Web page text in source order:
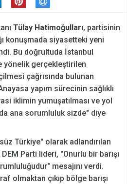
Tülay Hatimoğulları, partisinin
konuşmada siyasetteki yeni
Bu doğrultuda İstanbul
yönelik gerçekleştirilen
çağrısında bulunan
yapım sürecinin sağlıklı
iklimin yumuşatılması ve yol
ana sorumluluk sizde" diye
Türkiye" olarak adlandırılan
Parti lideri, "Onurlu bir barışı
mesajını verdi.
olmaktan çıkıp bölge barışı